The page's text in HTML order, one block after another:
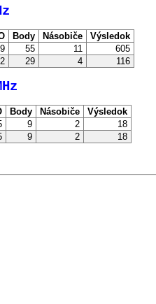
Body Násobiče
Výsledok
55 11
605
29 4 116
Body Násobiče
Výsledok
9 2
18
9 2 18